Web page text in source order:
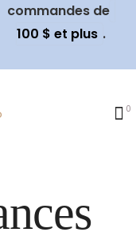
commandes de
100 $ et plus .
0